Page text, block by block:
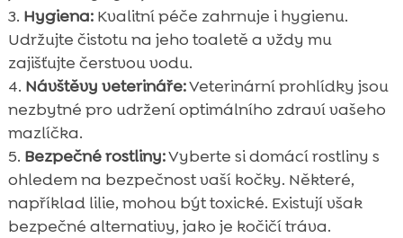
Hygiena:Kvalitní péče zahrnuje i hygienu.
Udržujte čistotu na jeho toaletě a vždy mu
zajišťujte čerstvou vodu.
Návštěvy veterináře:Veterinární prohlídky jsou
nezbytné pro udržení optimálního zdraví vašeho
mazlíčka.
Bezpečné rostliny:Vyberte si domácí rostliny s
ohledem na bezpečnost vaší kočky. Některé,
například lilie, mohou být toxické. Existují však
bezpečné alternativy, jako je kočičí tráva.